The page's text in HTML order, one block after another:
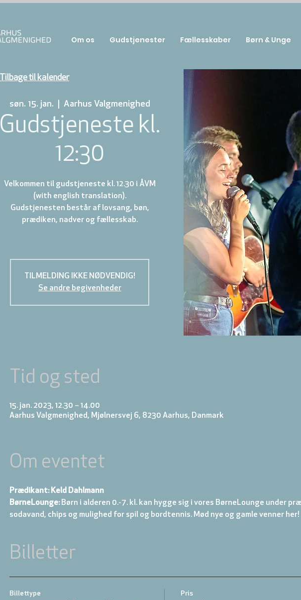
søn. 15. jan. Aarhus Valgmenighed
Gudstjeneste kl.
12:30
Velkommen til gudstjeneste kl. 12.30 i ÅVM
(with english translation).
Gudstjenesten består af lovsang, bøn,
prædiken, nadver og fællesskab.
TILMELDING IKKE NØDVENDIG!
Se andre begivenheder
Tid og sted
15. jan. 2023, 12.30 – 14.00
Aarhus Valgmenighed, Mjølnersvej 6, 8230 Aarhus, Danmark
Om eventet
Prædikant: Keld Dahlmann
BørneLounge: Børn i alderen 0.-7. kl. kan hygge sig i vores BørneLounge under
sodavand, chips og mulighed for spil og bordtennis. Mød nye og gamle venner her!
Billetter
Billettype Pris
Tilbage til kalender
Om os Gudstjenester Fællesskaber Børn & Unge